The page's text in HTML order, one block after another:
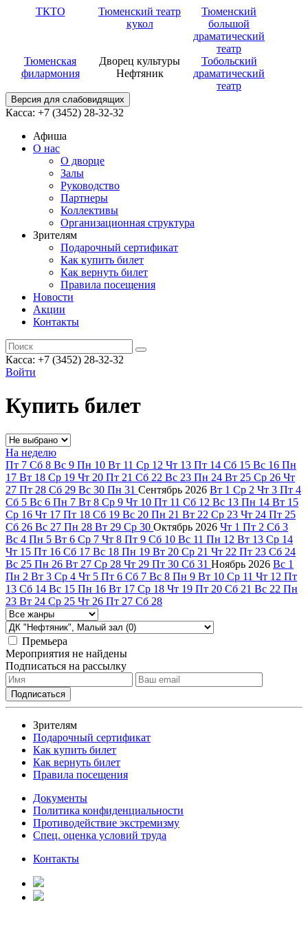
ТКТО
Тюменский театр
кукол
Тюменский
большой
драматический
театр
Тюменская
филармония
Дворец культуры
Нефтяник
Тобольский
драматический
театр
Версия для слабовидящих
Касса: +7 (3452) 28-32-32
Афиша
О нас
О дворце
Залы
Руководство
Партнеры
Коллективы
Организационная структура
Зрителям
Подарочный сертификат
Как купить билет
Как вернуть билет
Правила посещения
Новости
Акции
Контакты
Касса: +7 (3452) 28-32-32
Войти
Купить билет
На неделю
Пт 7 Сб 8 Вс 9 Пн 10 Вт 11 Ср 12 Чт 13 Пт 14 Сб 15 Вс 16 Пн
17 Вт 18 Ср 19 Чт 20 Пт 21 Сб 22 Вс 23 Пн 24 Вт 25 Ср 26 Чт
27 Пт 28 Сб 29 Вс 30 Пн 31 Сентябрь 2026 Вт 1 Ср 2 Чт 3 Пт 4
Сб 5 Вс 6 Пн 7 Вт 8 Ср 9 Чт 10 Пт 11 Сб 12 Вс 13 Пн 14 Вт 15
Ср 16 Чт 17 Пт 18 Сб 19 Вс 20 Пн 21 Вт 22 Ср 23 Чт 24 Пт 25
Сб 26 Вс 27 Пн 28 Вт 29 Ср 30 Октябрь 2026 Чт 1 Пт 2 Сб 3
Вс 4 Пн 5 Вт 6 Ср 7 Чт 8 Пт 9 Сб 10 Вс 11 Пн 12 Вт 13 Ср 14
Чт 15 Пт 16 Сб 17 Вс 18 Пн 19 Вт 20 Ср 21 Чт 22 Пт 23 Сб 24
Вс 25 Пн 26 Вт 27 Ср 28 Чт 29 Пт 30 Сб 31 Ноябрь 2026 Вс 1
Пн 2 Вт 3 Ср 4 Чт 5 Пт 6 Сб 7 Вс 8 Пн 9 Вт 10 Ср 11 Чт 12 Пт
13 Сб 14 Вс 15 Пн 16 Вт 17 Ср 18 Чт 19 Пт 20 Сб 21 Вс 22 Пн
23 Вт 24 Ср 25 Чт 26 Пт 27 Сб 28
Премьера
Мероприятия не найдены
Подписаться на рассылку
Зрителям
Подарочный сертификат
Как купить билет
Как вернуть билет
Правила посещения
Документы
Политика конфиденциальности
Противодействие экстремизму
Спец. оценка условий труда
Контакты